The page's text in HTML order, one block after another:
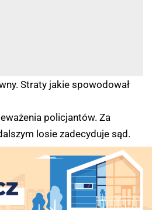
Straty jakie spowodował
policjantów. Za
losie zadecyduje sąd.